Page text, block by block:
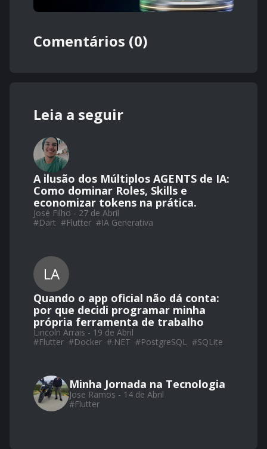
Comentários (0)
Leia a seguir
A ilusão dos Múltiplos AGENTS de IA:
Como dominar Roles, Skills e
economizar tokens na prática.
José Filho - 27 de Abril
#Dart #Flutter #IA Generativa
LA
Quando o app oficial não dá conta:
por que decidi programar minha
própria ferramenta de trabalho
Lincoln Arrais - 19 de Abril
#Flutter #Docker #.NET #PostgreSQL #SQLite
Minha Jornada na Tecnologia
Jose Ramos - 14 de Abril
#Flutter